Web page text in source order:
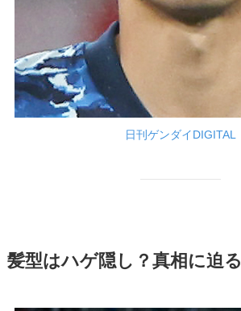
日刊ゲンダイDIGITAL
髪型はハゲ隠し？真相に迫る